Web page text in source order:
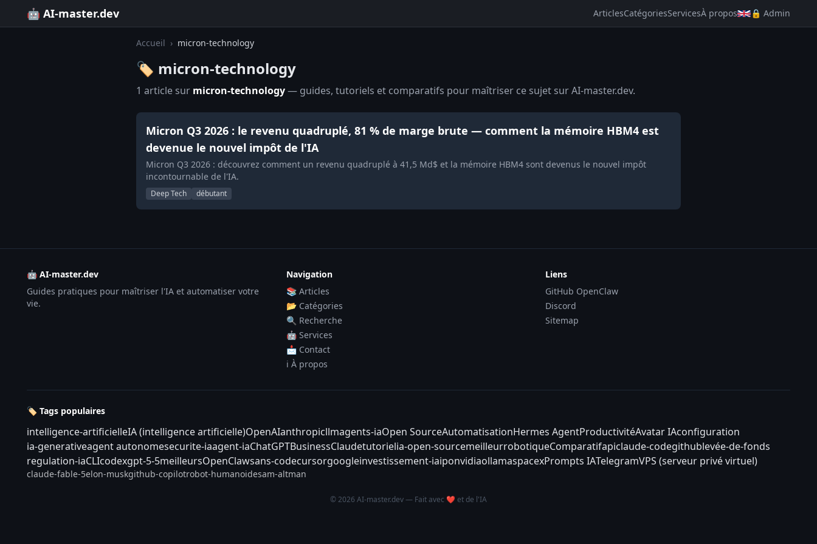
🤖 AI-master.dev ArticlesCatégoriesServicesÀ propos 🔒 Admin
Accueil › micron-technology
🏷️ micron-technology
1 article sur micron-technology— guides, tutoriels et comparatifs pour maîtriser ce sujet sur AI-master.dev.
Micron Q3 2026 : le revenu quadruplé, 81 % de marge brute — comment la mémoire HBM4 est
devenue le nouvel impôt de l'IA
Micron Q3 2026 : découvrez comment un revenu quadruplé à 41,5 Md$ et la mémoire HBM4 sont devenus le nouvel impôt
incontournable de l'IA.
Deep Tech débutant
🤖 AI-master.dev
Guides pratiques pour maîtriser l'IA et automatiser votre
vie.
Navigation
📚 Articles
📂 Catégories
🔍 Recherche
🤖 Services
📩 Contact
ℹ️ À propos
Liens
GitHub OpenClaw
Discord
Sitemap
🏷️ Tags populaires
intelligence-artificielleIA (intelligence artificielle)OpenAIanthropicllmagents-iaOpen SourceAutomatisationHermes AgentProductivitéAvatar IAconfiguration
ia-generativeagent autonomesecurite-iaagent-iaChatGPTBusinessClaudetutorielia-open-sourcemeilleurrobotiqueComparatifapiclaude-codegithublevée-de-fonds
regulation-iaCLIcodexgpt-5-5meilleursOpenClawsans-codecursorgoogleinvestissement-iaiponvidiaollamaspacexPrompts IATelegramVPS (serveur privé virtuel)
claude-fable-5elon-muskgithub-copilotrobot-humanoidesam-altman
© 2026 AI-master.dev — Fait avec ❤️ et de l'IA